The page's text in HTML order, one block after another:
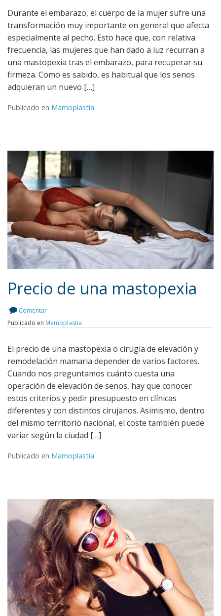
Durante el embarazo, el cuerpo de la mujer sufre una
transformación muy importante en general que afecta
especialmente al pecho. Esto hace que, con relativa
frecuencia, las mujeres que han dado a luz recurran a
una mastopexia tras el embarazo, para recuperar su
firmeza. Como es sabido, es habitual que los senos
adquieran un nuevo […]
Publicado en Mamoplastia
Leer más
Precio de una mastopexia
Comentar
Publicado en Mamoplastia
El precio de una mastopexia o cirugía de elevación y
remodelación mamaria depender de varios factores.
Cuando nos preguntamos cuánto cuesta una
operación de elevación de senos, hay que conocer
estos criterios y pedir presupuesto en clínicas
diferentes y con distintos cirujanos. Asimismo, dentro
del mismo territorio nacional, el coste también puede
variar según la ciudad […]
Publicado en Mamoplastia